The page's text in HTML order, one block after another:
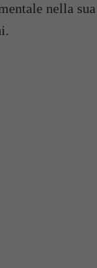
nella sua